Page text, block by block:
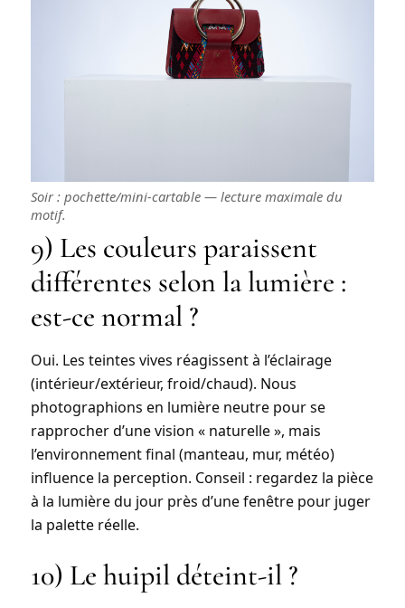
Soir : pochette/mini-cartable — lecture maximale du
motif.
9) Les couleurs paraissent
différentes selon la lumière :
est-ce normal ?
Oui. Les teintes vives réagissent à l’éclairage
(intérieur/extérieur, froid/chaud). Nous
photographions en lumière neutre pour se
rapprocher d’une vision « naturelle », mais
l’environnement final (manteau, mur, météo)
influence la perception. Conseil : regardez la pièce
à la lumière du jour près d’une fenêtre pour juger
la palette réelle.
10) Le huipil déteint-il ?